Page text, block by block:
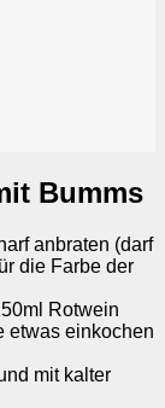
Bumms
anbraten (darf
die Farbe der
Rotwein
etwas einkochen
mit kalter